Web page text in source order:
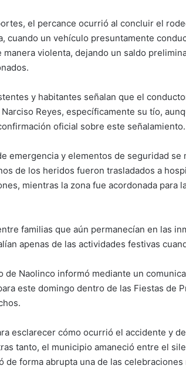
el percance ocurrió al concluir el
cuando un vehículo presuntamente
violenta, dejando un saldo
y habitantes señalan que el
Reyes, específicamente su tío,
oficial sobre este señalamiento.
emergencia y elementos de seguridad se
de los heridos fueron trasladados a
mientras la zona fue acordonada para
familias que aún permanecían en las
apenas de las actividades festivas
de Naolinco informó mediante un
este domingo dentro de las Fiestas de
esclarecer cómo ocurrió el accidente y
tanto, el municipio amaneció entre el
de forma abrupta una de las